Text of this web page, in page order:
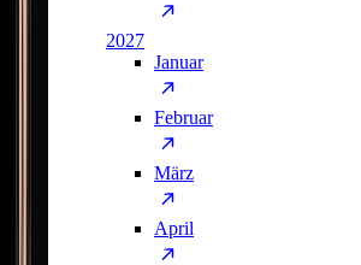
2027
Januar
Februar
März
April